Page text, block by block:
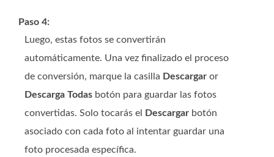
Paso 4:
Luego, estas fotos se convertirán
automáticamente. Una vez finalizado el proceso
de conversión, marque la casilla Descargar or
Descarga Todas botón para guardar las fotos
convertidas. Solo tocarás el
Descargar botón
asociado con cada foto al intentar guardar una
foto procesada específica.